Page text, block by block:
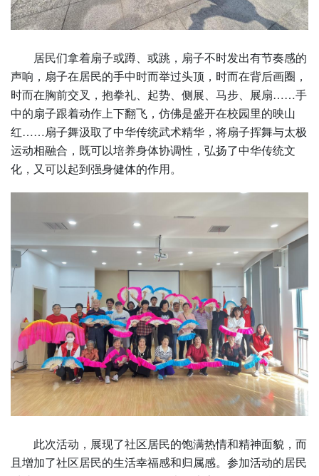
居民们拿着扇子或蹲、或跳，扇子不时发出有节奏感的
声响，扇子在居民的手中时而举过头顶，时而在背后画圈，
时而在胸前交叉，抱拳礼、起势、侧展、马步、展扇……手
中的扇子跟着动作上下翻飞，仿佛是盛开在校园里的映山
红……扇子舞汲取了中华传统武术精华，将扇子挥舞与太极
运动相融合，既可以培养身体协调性，弘扬了中华传统文
化，又可以起到强身健体的作用。
此次活动，展现了社区居民的饱满热情和精神面貌，而
且增加了社区居民的生活幸福感和归属感。参加活动的居民